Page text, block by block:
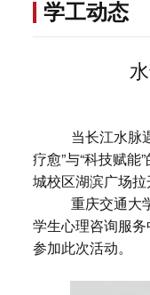
学工动态
当长江水脉
疗愈”与“科技赋
城校区湖滨广场
重庆交通大
学生心理咨询服
参加此次活动。